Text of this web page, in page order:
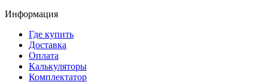
Информация
Где купить
Доставка
Оплата
Калькуляторы
Комплектатор